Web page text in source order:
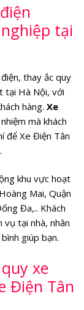
tại
thay ắc quy
tại Hà Nội, với
hàng. Xe
mà khách
để Xe Điện Tân
khu vực hoạt
Mai, Quận
Đa,.. Khách
vụ tại nhà, nhân
giúp bạn.
xe
Điện Tân